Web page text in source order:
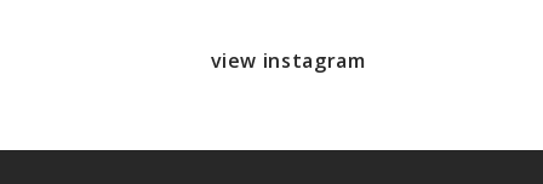
view instagram